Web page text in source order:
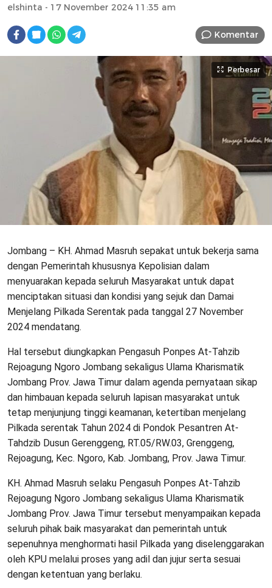
elshinta - 17 November 2024 11:35 am
Komentar
Perbesar
Jombang – KH. Ahmad Masruh sepakat untuk bekerja sama
dengan Pemerintah khususnya Kepolisian dalam
menyuarakan kepada seluruh Masyarakat untuk dapat
menciptakan situasi dan kondisi yang sejuk dan Damai
Menjelang Pilkada Serentak pada tanggal 27 November
2024 mendatang.
Hal tersebut diungkapkan Pengasuh Ponpes At-Tahzib
Rejoagung Ngoro Jombang sekaligus Ulama Kharismatik
Jombang Prov. Jawa Timur dalam agenda pernyataan sikap
dan himbauan kepada seluruh lapisan masyarakat untuk
tetap menjunjung tinggi keamanan, ketertiban menjelang
Pilkada serentak Tahun 2024 di Pondok Pesantren At-
Tahdzib Dusun Gerenggeng, RT.05/RW.03, Grenggeng,
Rejoagung, Kec. Ngoro, Kab. Jombang, Prov. Jawa Timur.
KH. Ahmad Masruh selaku Pengasuh Ponpes At-Tahzib
Rejoagung Ngoro Jombang sekaligus Ulama Kharismatik
Jombang Prov. Jawa Timur tersebut menyampaikan kepada
seluruh pihak baik masyarakat dan pemerintah untuk
sepenuhnya menghormati hasil Pilkada yang diselenggarakan
oleh KPU melalui proses yang adil dan jujur serta sesuai
dengan ketentuan yang berlaku.